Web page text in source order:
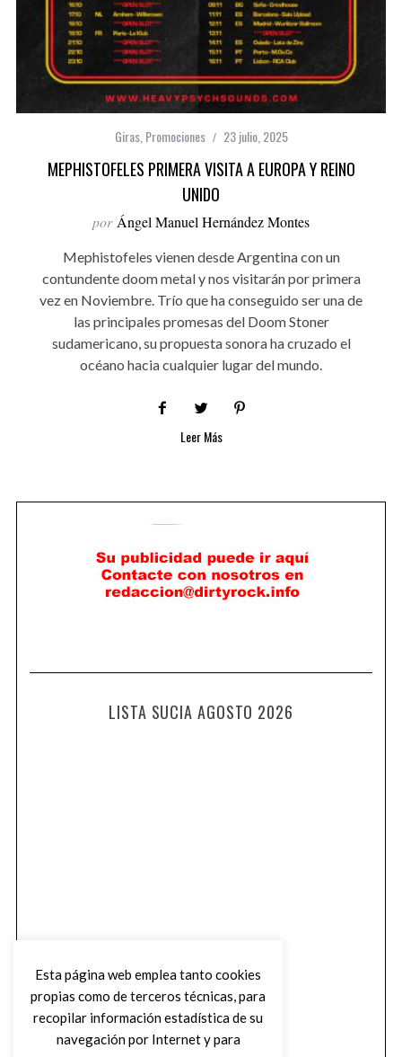
Giras, Promociones 23 julio, 2025
MEPHISTOFELES PRIMERA VISITA A EUROPA Y REINO
UNIDO
por Ángel Manuel Hernández Montes
Mephistofeles vienen desde Argentina con un
contundente doom metal y nos visitarán por primera
vez en Noviembre. Trío que ha conseguido ser una de
las principales promesas del Doom Stoner
sudamericano, su propuesta sonora ha cruzado el
océano hacia cualquier lugar del mundo.
Leer Más
LISTA SUCIA AGOSTO 2026
Esta página web emplea tanto cookies
propias como de terceros técnicas, para
recopilar información estadística de su
navegación por Internet y para